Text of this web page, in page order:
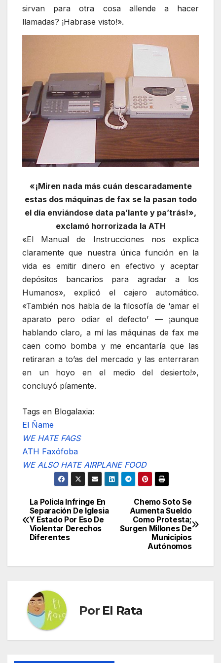
sirvan para otra cosa allende a hacer
llamadas? ¡Habrase visto!».
«¡Miren nada más cuán descaradamente
estas dos máquinas de fax se la pasan todo
el día enviándose data pa’lante y pa’trás!»,
exclamó horrorizada la ATH
«El Manual de Instrucciones nos explica
claramente que nuestra única función en la
vida es emitir dinero en efectivo y aceptar
depósitos bancarios para agradar a los
Humanos», explicó el cajero automático.
«También nos habla de la filosofía de ‘amar el
aparato pero odiar el defecto’ — ¡aunque
hablando claro, a mí las máquinas de fax me
caen como bomba y me encantaría que las
retiraran a to’as del mercado y las enterraran
en un hoyo en el medio del desierto!»,
concluyó píamente.
Tags en Blogalaxia:
El Ñame
WE HATE FAGS
ATH Faxófoba
WE ALSO HATE AIRPLANE FOOD
Navegación
de
Chemo Soto Se
Aumenta Sueldo
Como Protesta;
Surgen Millones De
Municipios
Autónomos
La Policía Infringe En
Separación De Iglesia
Y Estado Por Eso De
Violentar Derechos
Diferentes
Por El Rata